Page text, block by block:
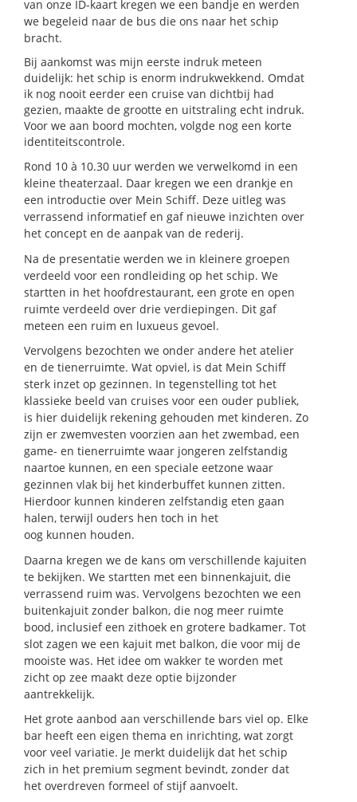
van onze ID-kaart kregen we een bandje en werden
we begeleid naar de bus die ons naar het schip
bracht.
Bij aankomst was mijn eerste indruk meteen
duidelijk: het schip is enorm indrukwekkend. Omdat
ik nog nooit eerder een cruise van dichtbij had
gezien, maakte de grootte en uitstraling echt indruk.
Voor we aan boord mochten, volgde nog een korte
identiteitscontrole.
Rond 10 à 10.30 uur werden we verwelkomd in een
kleine theaterzaal. Daar kregen we een drankje en
een introductie over Mein Schiff. Deze uitleg was
verrassend informatief en gaf nieuwe inzichten over
het concept en de aanpak van de rederij.
Na de presentatie werden we in kleinere groepen
verdeeld voor een rondleiding op het schip. We
startten in het hoofdrestaurant, een grote en open
ruimte verdeeld over drie verdiepingen. Dit gaf
meteen een ruim en luxueus gevoel.
Vervolgens bezochten we onder andere het atelier
en de tienerruimte. Wat opviel, is dat Mein Schiff
sterk inzet op gezinnen. In tegenstelling tot het
klassieke beeld van cruises voor een ouder publiek,
is hier duidelijk rekening gehouden met kinderen. Zo
zijn er zwemvesten voorzien aan het zwembad, een
game- en tienerruimte waar jongeren zelfstandig
naartoe kunnen, en een speciale eetzone waar
gezinnen vlak bij het kinderbuffet kunnen zitten.
Hierdoor kunnen kinderen zelfstandig eten gaan
halen, terwijl ouders hen toch in het
oog kunnen houden.
Daarna kregen we de kans om verschillende kajuiten
te bekijken. We startten met een binnenkajuit, die
verrassend ruim was. Vervolgens bezochten we een
buitenkajuit zonder balkon, die nog meer ruimte
bood, inclusief een zithoek en grotere badkamer. Tot
slot zagen we een kajuit met balkon, die voor mij de
mooiste was. Het idee om wakker te worden met
zicht op zee maakt deze optie bijzonder
aantrekkelijk.
Het grote aanbod aan verschillende bars viel op. Elke
bar heeft een eigen thema en inrichting, wat zorgt
voor veel variatie. Je merkt duidelijk dat het schip
zich in het premium segment bevindt, zonder dat
het overdreven formeel of stijf aanvoelt.